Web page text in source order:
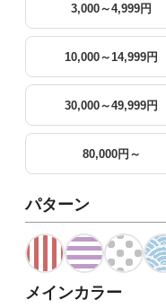
3,000～4,999円
10,000～14,999円
30,000～49,999円
80,000円～
パターン
メインカラー